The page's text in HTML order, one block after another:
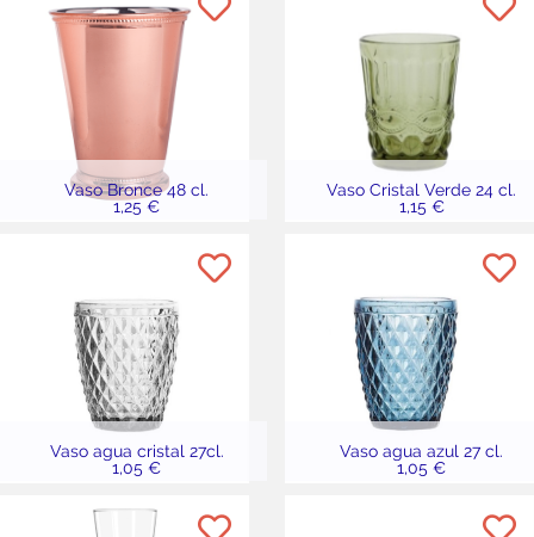
Vaso Bronce 48 cl.
1,25 €
Vaso Cristal Verde 24 cl.
1,15 €
Vaso agua cristal 27cl.
1,05 €
Vaso agua azul 27 cl.
1,05 €